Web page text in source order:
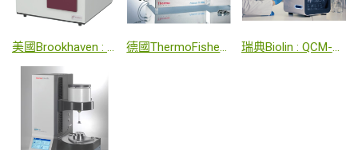
美國Brookhaven : 奈米粒徑及zeta電位分析儀 德國ThermoFisher : Pharma 11 雙螺桿混鍊儀 (熱熔擠出機)(HME、TSG) 瑞典Biolin : QCM-D 石英晶體微天平(耗散式)